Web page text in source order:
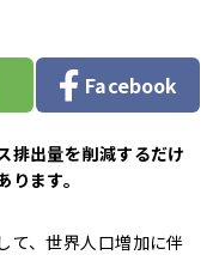
Facebook
排出量を削減するだけ
ます。
て、世界人口増加に伴